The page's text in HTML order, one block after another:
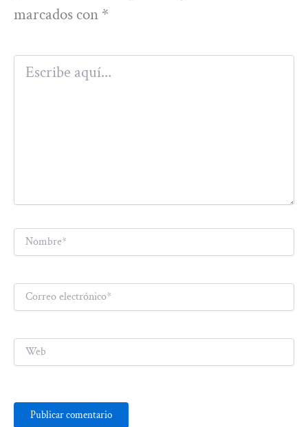
marcados con *
Escribe
aquí...
Nombre*
Correo
electrónico*
Web